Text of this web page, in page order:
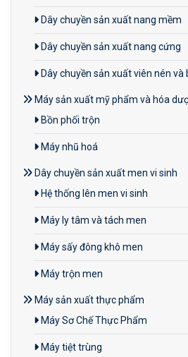
Dây chuyền sản xuất nang mềm
Dây chuyền sản xuất nang cứng
Dây chuyền sản xuất viên nén và
Máy sản xuất mỹ phẩm và hóa
Bồn phối trộn
Máy nhũ hoá
Dây chuyền sản xuất men vi sinh
Hệ thống lên men vi sinh
Máy ly tâm và tách men
Máy sấy đông khô men
Máy trộn men
Máy sản xuất thực phẩm
Máy Sơ Chế Thực Phẩm
Máy tiệt trùng